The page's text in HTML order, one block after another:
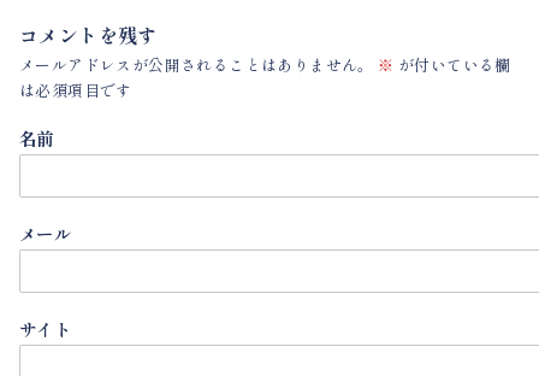
コメントを残す
メールアドレスが公開されることはありません。 ※ が付いている欄
は必須項目です
名前
メール
サイト